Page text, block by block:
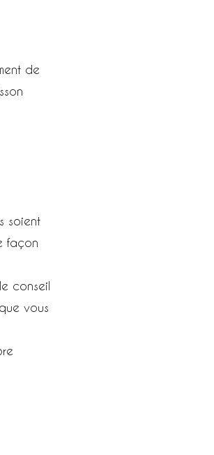
de
soient
façon
conseil
vous